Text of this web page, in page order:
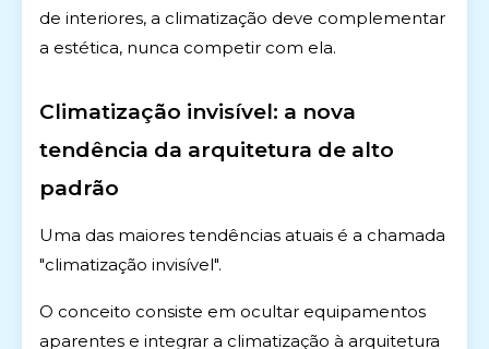
de interiores, a climatização deve complementar
a estética, nunca competir com ela.
Climatização invisível: a nova
tendência da arquitetura de alto
padrão
Uma das maiores tendências atuais é a chamada
"climatização invisível".
O conceito consiste em ocultar equipamentos
aparentes e integrar a climatização à arquitetura